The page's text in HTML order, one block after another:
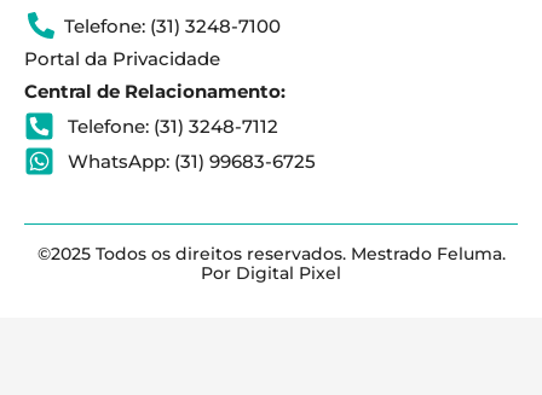
Telefone: (31) 3248-7100
Portal da Privacidade
Central de Relacionamento:
Telefone: (31) 3248-7112
WhatsApp: (31) 99683-6725
©2025 Todos os direitos reservados. Mestrado Feluma.
Por Digital Pixel